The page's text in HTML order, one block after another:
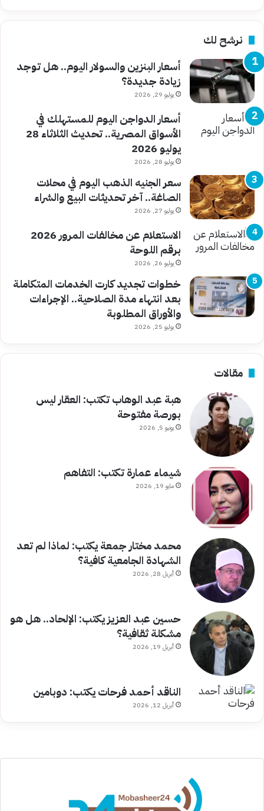
نرشح لك
أسعار البنزين والسولار اليوم.. هل توجد
زيادة جديدة؟
يوليو 29, 2026
أسعار الدواجن اليوم للمستهلك في
الأسواق المصرية.. تحديث الثلاثاء 28
يوليو 2026
يوليو 28, 2026
سعر الجنيه الذهب اليوم في محلات
الصاغة.. آخر تحديثات البيع والشراء
يوليو 27, 2026
الاستعلام عن مخالفات المرور 2026
برقم اللوحة
يوليو 26, 2026
خطوات تجديد كارت الخدمات المتكاملة
بعد انتهاء مدة الصلاحية.. الإجراءات
والأوراق المطلوبة
يوليو 25, 2026
مقالات
هبة عبد الوهاب تكتب: العقار ليس
بورصة مفتوحة
يونيو 5, 2026
شيماء عمارة تكتب: التفاهم
مايو 19, 2026
محمد مختار جمعة يكتب: لماذا لم تعد
الشهادة الجامعية كافية؟
أبريل 28, 2026
حسين عبد العزيز يكتب: الإلحاد.. هل هو
مشكلة ثقافية؟
أبريل 19, 2026
الناقد أحمد فرحات يكتب: دوبامين
أبريل 12, 2026